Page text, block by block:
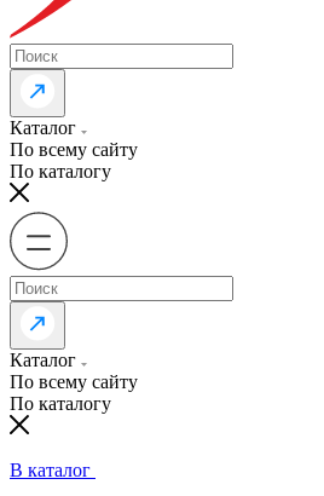
Каталог
По всему сайту
По каталогу
Каталог
По всему сайту
По каталогу
В каталог